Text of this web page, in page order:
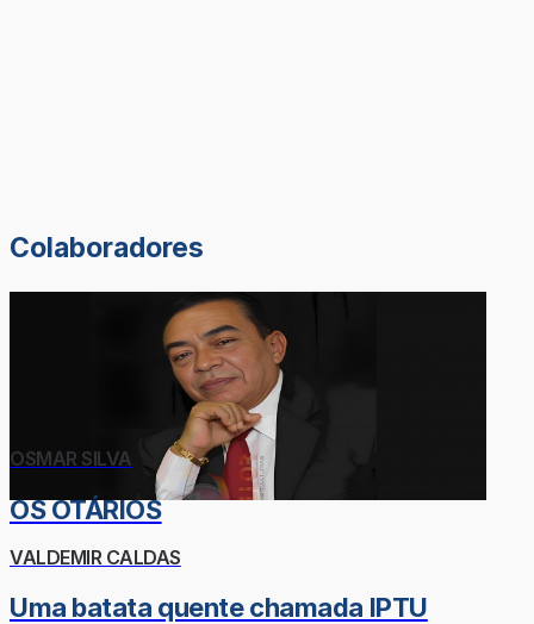
Colaboradores
OSMAR SILVA
OS OTÁRIOS
VALDEMIR CALDAS
Uma batata quente chamada IPTU